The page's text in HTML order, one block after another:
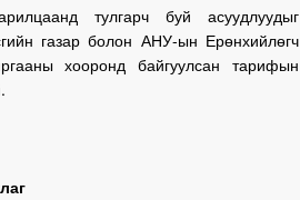
тулгарч буй асуудлуудыг
газар болон АНУ-ын Ерөнхийлөгч
хооронд байгуулсан тарифын